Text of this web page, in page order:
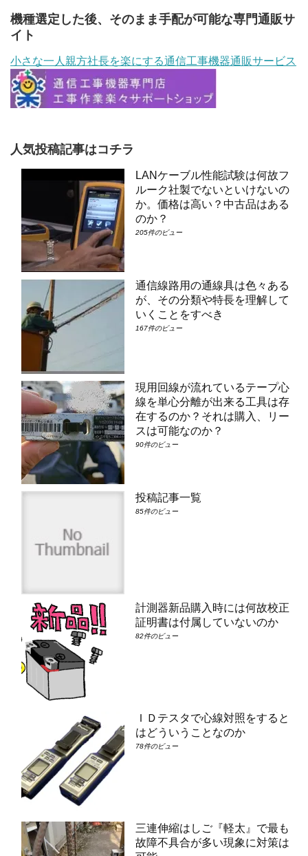
機種選定した後、そのまま手配が可能な専門通販サ
イト
小さな一人親方社長を楽にする通信工事機器通販サービス
人気投稿記事はコチラ
LANケーブル性能試験は何故フ
ルーク社製でないといけないの
か。価格は高い？中古品はある
のか？
205件のビュー
通信線路用の通線具は色々ある
が、その分類や特長を理解して
いくことをすべき
167件のビュー
現用回線が流れているテープ心
線を単心分離が出来る工具は存
在するのか？それは購入、リー
スは可能なのか？
90件のビュー
投稿記事一覧
85件のビュー
計測器新品購入時には何故校正
証明書は付属していないのか
82件のビュー
ＩＤテスタで心線対照をすると
はどういうことなのか
78件のビュー
三連伸縮はしご『軽太』で最も
故障不具合が多い現象に対策は